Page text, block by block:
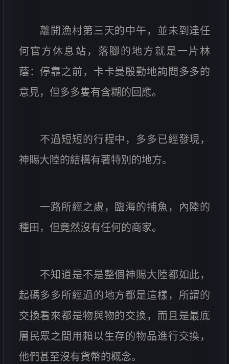
離開漁村第三天的中午，並未到達任
何官方休息站，落腳的地方就是一片林
蔭：停靠之前，卡卡曼殷勤地詢問多多的
意見，但多多隻有含糊的回應。
不過短短的行程中，多多已經發現，
神賜大陸的結構有著特別的地方。
一路所經之處，臨海的捕魚，內陸的
種田，但竟然沒有任何的商家。
不知道是不是整個神賜大陸都如此，
起碼多多所經過的地方都是這樣，所謂的
交換看來都是物與物的交換，而且是最底
層民眾之間用賴以生存的物品進行交換，
他們甚至沒有貨幣的概念。